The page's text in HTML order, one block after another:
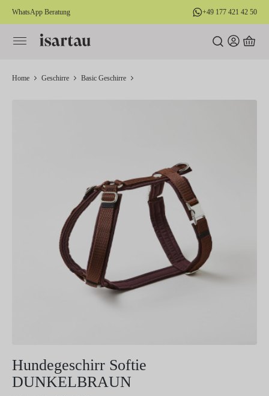
springen
WhatsApp Beratung +49 177 421 42 50
Home Geschirre Basic Geschirre
Hundegeschirr Softie
DUNKELBRAUN